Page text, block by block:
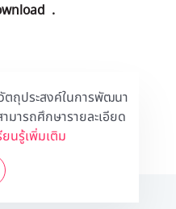
ตถุประสงค์ในการพัฒนา
มารถศึกษารายละเอียด
ยนรู้เพิ่มเติม
.